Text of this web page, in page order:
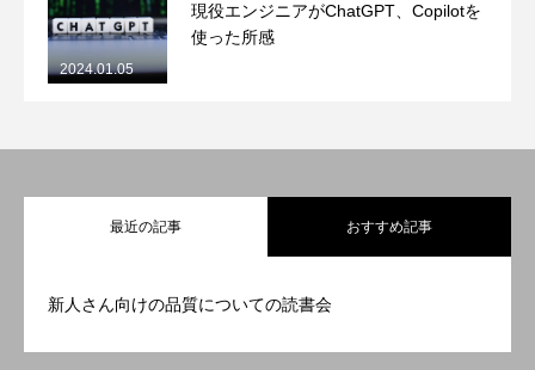
現役エンジニアがChatGPT、Copilotを
使った所感
2024.01.05
最近の記事 おすすめ記事
新人さん向けの品質についての読書会